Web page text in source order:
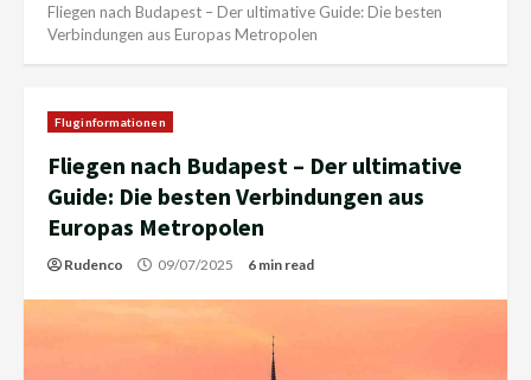
Fliegen nach Budapest – Der ultimative Guide: Die besten
Verbindungen aus Europas Metropolen
Fluginformationen
Fliegen nach Budapest – Der ultimative
Guide: Die besten Verbindungen aus
Europas Metropolen
Rudenco 09/07/2025 6 min read